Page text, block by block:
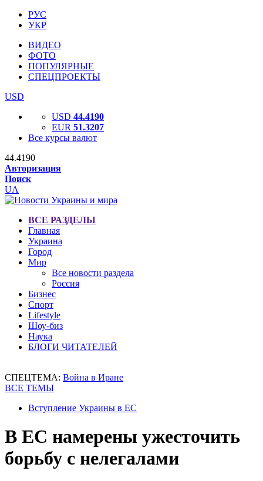
РУС
УКР
ВИДЕО
ФОТО
ПОПУЛЯРНЫЕ
СПЕЦПРОЕКТЫ
USD
USD 44.4190
EUR 51.3207
Все курсы валют
44.4190
Авторизация
Поиск
UA
ВСЕ РАЗДЕЛЫ
Главная
Украина
Город
Мир
Все новости раздела
Россия
Бизнес
Спорт
Lifestyle
Шоу-биз
Наука
БЛОГИ ЧИТАТЕЛЕЙ
СПЕЦТЕМА: Война в Иране
ВСЕ ТЕМЫ
Вступление Украины в ЕС
В ЕС намерены ужесточить
борьбу с нелегалами